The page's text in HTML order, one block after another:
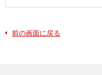
前の画面に戻る